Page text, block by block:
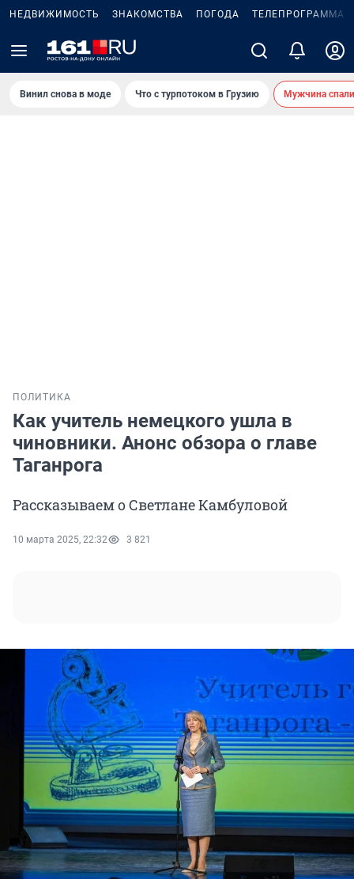
НЕДВИЖИМОСТЬ ЗНАКОМСТВА ПОГОДА ТЕЛЕПРОГРАММА
Винил снова в моде Что с турпотоком в Грузию Мужчина
ПОЛИТИКА
Как учитель немецкого ушла в
чиновники. Анонс обзора о главе
Таганрога
Рассказываем о Светлане Камбуловой
10 марта 2025, 22:32 3 821